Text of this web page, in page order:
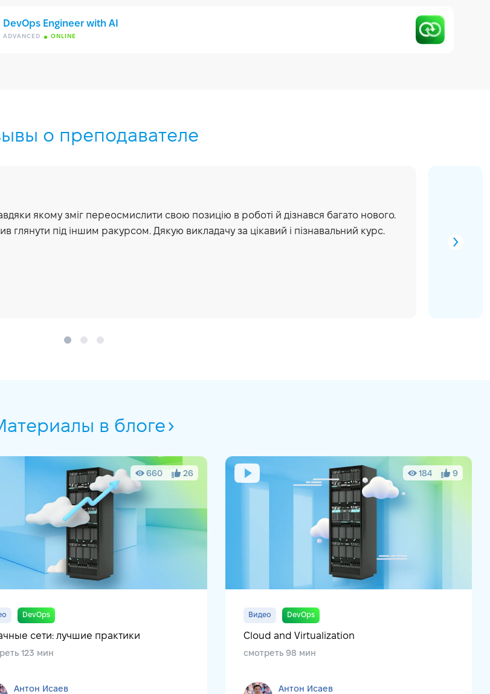
DevOps Engineer with AI
ADVANCED ONLINE
о преподавателе
якому зміг переосмислити свою позицію в роботі й дізнався багато нового.
глянути під іншим ракурсом. Дякую викладачу за цікавий і пізнавальний курс.
в блоге
660 26
DevOps
сети: лучшие практики
123 мин
Антон Исаев
184 9
Видео DevOps
Cloud and Virtualization
смотреть 98 мин
Антон Исаев